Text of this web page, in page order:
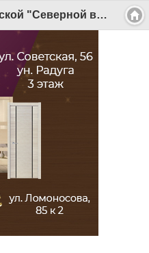
Сгоревший на орловской "Северной верфи" корвет в лучшем случае смогут восстановить только через пять лет - Беломорканал Северодвинск tv29.ru